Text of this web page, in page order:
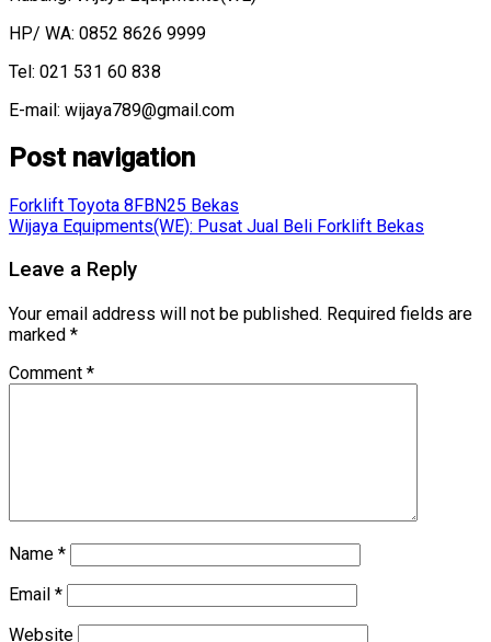
HP/ WA: 0852 8626 9999
Tel: 021 531 60 838
E-mail: wijaya789@gmail.com
Post navigation
Forklift Toyota 8FBN25 Bekas
Wijaya Equipments(WE): Pusat Jual Beli Forklift Bekas
Leave a Reply
Your email address will not be published. Required fields are
marked *
Comment *
Name *
Email *
Website